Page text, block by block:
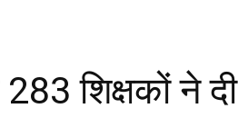
शिक्षकों ने दी